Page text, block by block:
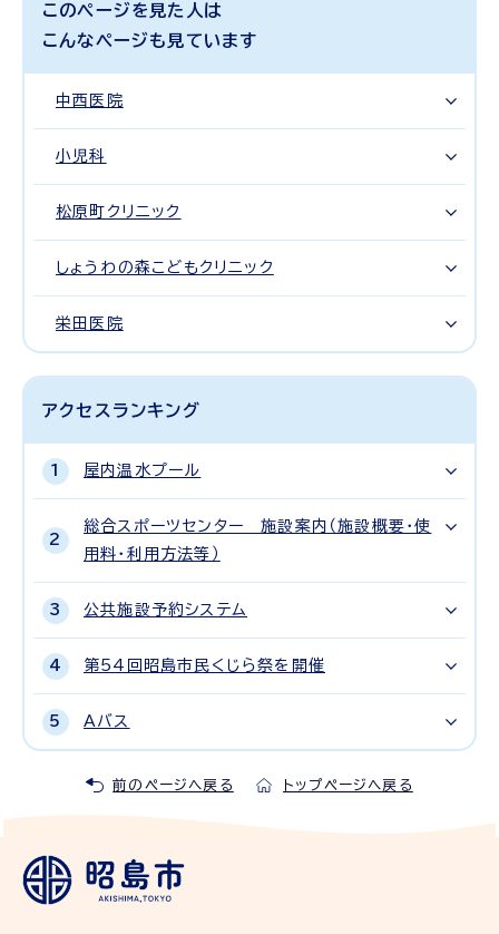
このページを見た人は
こんなページも見ています
中西医院
小児科
松原町クリニック
しょうわの森こどもクリニック
栄田医院
アクセスランキング
屋内温水プール
総合スポーツセンター 施設案内（施設概要・使
用料・利用方法等）
公共施設予約システム
第54回昭島市民くじら祭を開催
Aバス
前のページへ戻る トップページへ戻る